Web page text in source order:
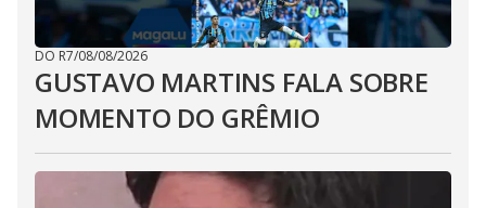
DO R7/08/08/2026
GUSTAVO MARTINS FALA SOBRE
MOMENTO DO GRÊMIO